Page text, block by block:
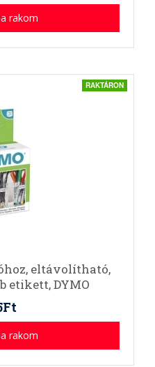
rakom
RAKTÁRON
eltávolítható,
etikett, DYMO
rakom